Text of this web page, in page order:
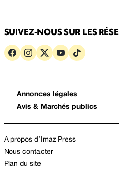
SUIVEZ-NOUS SUR LES
Annonces légales
Avis & Marchés publics
A propos d’Imaz Press
Nous contacter
Plan du site